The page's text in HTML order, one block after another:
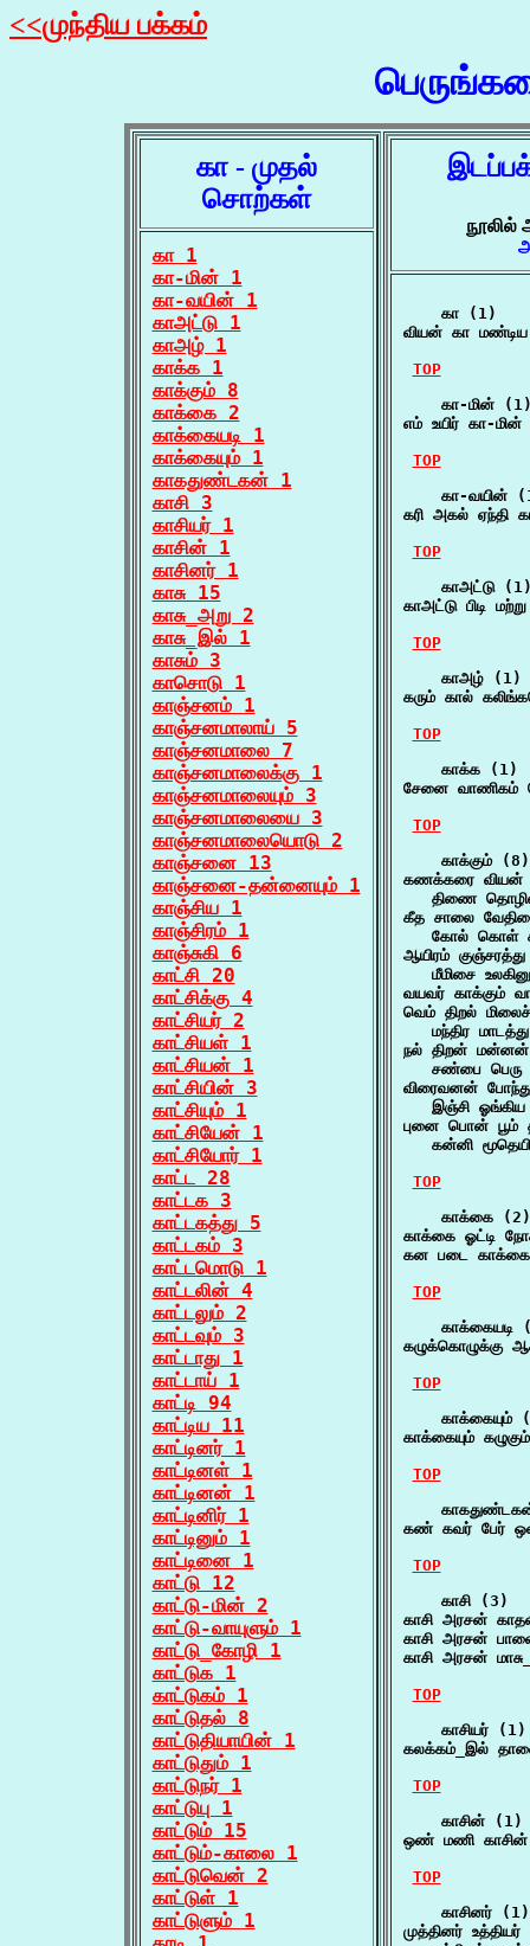
<<முந்திய பக்கம்
கா - முதல்
சொற்கள்
கா 1
கா-மின் 1
கா-வயின் 1
காஅட்டு 1
காஅழ் 1
காக்க 1
காக்கும் 8
காக்கை 2
காக்கையடி 1
காக்கையும் 1
காகதுண்டகன் 1
காசி 3
காசியர் 1
காசின் 1
காசினர் 1
காசு 15
காசு_அறு 2
காசு_இல் 1
காசும் 3
காசொடு 1
காஞ்சனம் 1
காஞ்சனமாலாய் 5
காஞ்சனமாலை 7
காஞ்சனமாலைக்கு 1
காஞ்சனமாலையும் 3
காஞ்சனமாலையை 3
காஞ்சனமாலையொடு 2
காஞ்சனை 13
காஞ்சனை-தன்னையும் 1
காஞ்சிய 1
காஞ்சிரம் 1
காஞ்சுகி 6
காட்சி 20
காட்சிக்கு 4
காட்சியர் 2
காட்சியள் 1
காட்சியன் 1
காட்சியின் 3
காட்சியும் 1
காட்சியேன் 1
காட்சியோர் 1
காட்ட 28
காட்டக 3
காட்டகத்து 5
காட்டகம் 3
காட்டமொடு 1
காட்டலின் 4
காட்டலும் 2
காட்டவும் 3
காட்டாது 1
காட்டாய் 1
காட்டி 94
காட்டிய 11
காட்டினர் 1
காட்டினள் 1
காட்டினன் 1
காட்டினிர் 1
காட்டினும் 1
காட்டினை 1
காட்டு 12
காட்டு-மின் 2
காட்டு-வாயுளும் 1
காட்டு_கோழி 1
காட்டுக 1
காட்டுகம் 1
காட்டுதல் 8
காட்டுதியாயின் 1
காட்டுதும் 1
காட்டுநர் 1
காட்டுபு 1
காட்டும் 15
காட்டும்-காலை 1
காட்டுவென் 2
காட்டுள் 1
காட்டுளும் 1
நூலில்
    கா (1)
வியன் கா
TOP
கா-மின்
எம் உயிர் கா-
TOP
கா-வயின்
கரி அகல் ஏந்தி
TOP
காஅட்டு
காஅட்டு பிடி
TOP
    காஅழ் (1)
கரும் கால்
TOP
    காக்க (1)
சேனை வாணிகம்
TOP
    காக்கும் (8)
கணக்கரை வியன்
திணை
கீத சாலை
கோல் கொள்
ஆயிரம்
மீமிசை
வயவர் காக்கும்
வெம் திறல்
மந்திர
நல் திறன் மன்னன்
சண்பை பெரு
விரைவனன்
இஞ்சி ஓங்கிய
புனை பொன் பூம்
கன்னி
TOP
    காக்கை (2)
காக்கை ஓட்டி
கன படை
TOP
காக்கையடி
கழுக்கொழுக்கு
TOP
காக்கையும்
காக்கையும்
TOP
கண் கவர் பேர்
TOP
    காசி (3)
காசி அரசன்
காசி அரசன்
காசி அரசன்
TOP
    காசியர் (1)
கலக்கம்_இல்
TOP
    காசின் (1)
ஒண் மணி
TOP
    காசினர் (1)
முத்தினர்